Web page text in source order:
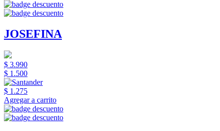
JOSEFINA
$ 3.990
$ 1.500
$ 1.275
Agregar a carrito